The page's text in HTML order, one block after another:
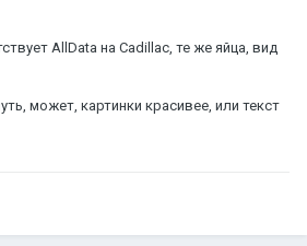
AllData на Cadillac, те же яйца, вид
может, картинки красивее, или текст